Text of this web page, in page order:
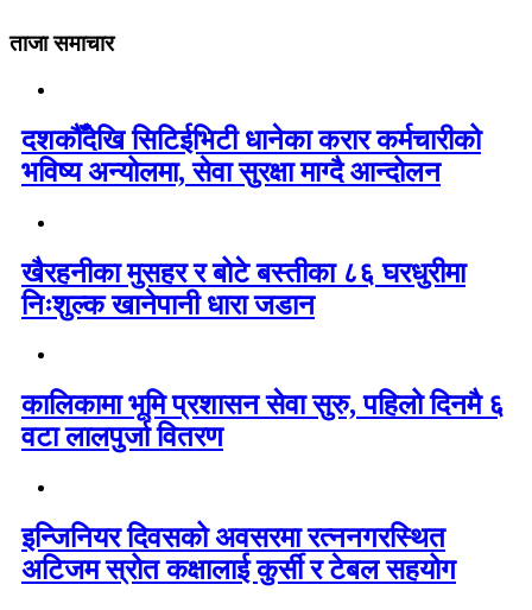
ताजा समाचार
दशकौँदेखि सिटिईभिटी धानेका करार कर्मचारीको
भविष्य अन्योलमा, सेवा सुरक्षा माग्दै आन्दोलन
खैरहनीका मुसहर र बोटे बस्तीका ८६ घरधुरीमा
निःशुल्क खानेपानी धारा जडान
कालिकामा भूमि प्रशासन सेवा सुरु, पहिलो दिनमै ६
वटा लालपुर्जा वितरण
इन्जिनियर दिवसको अवसरमा रत्ननगरस्थित
अटिजम स्रोत कक्षालाई कुर्सी र टेबल सहयोग